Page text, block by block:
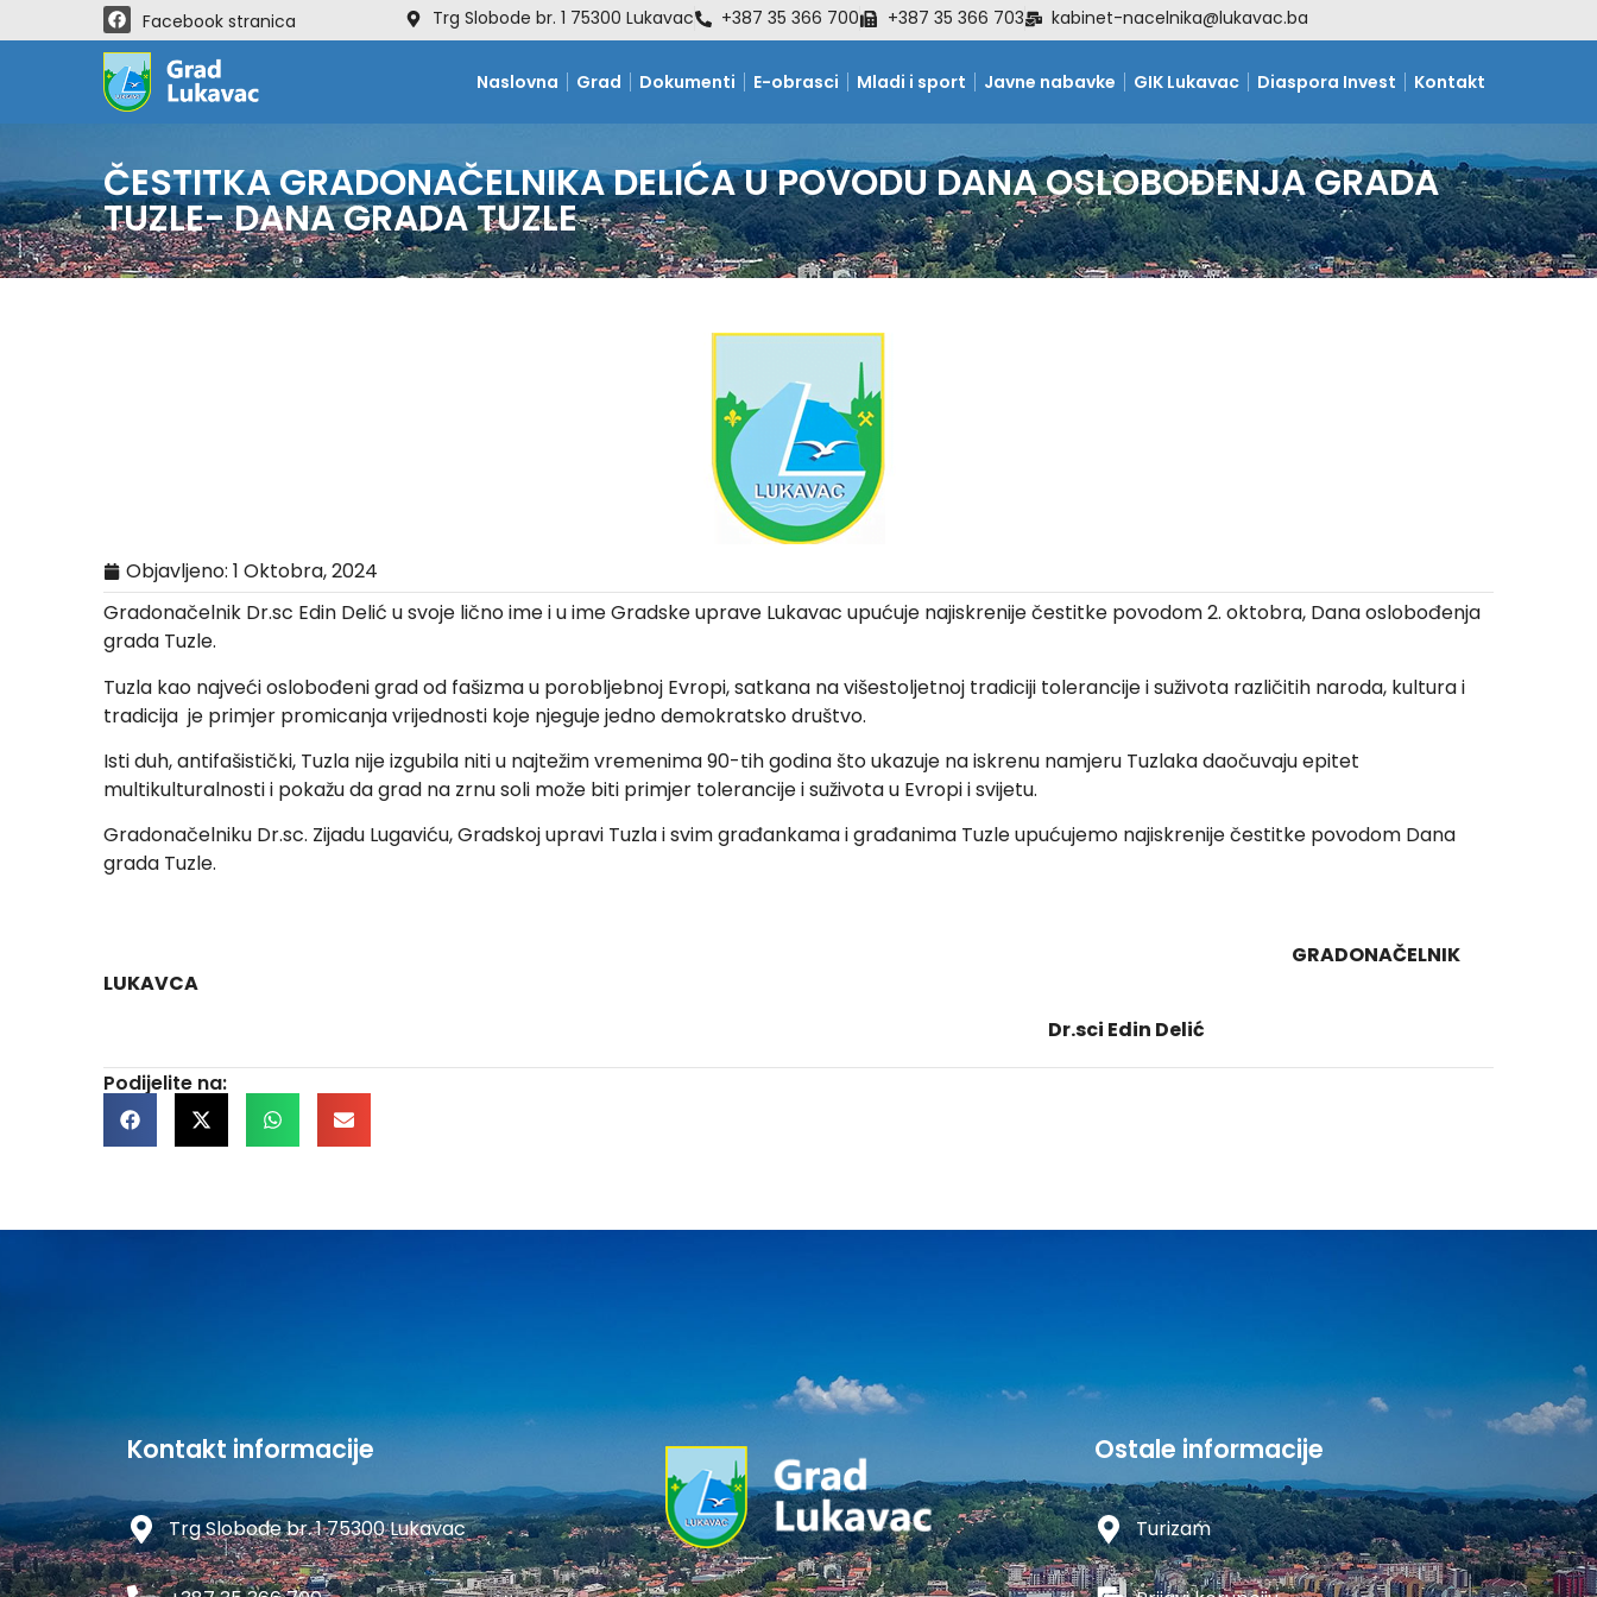
Trg Slobode br. 1 75300 Lukavac +387 35 366 700 +387 35 366 703 kabinet-nacelnika@lukavac.ba
Facebook stranica
Naslovna Grad Dokumenti E-obrasci Mladi i sport Javne nabavke GIK Lukavac Diaspora Invest Kontakt
ČESTITKA GRADONAČELNIKA DELIĆA U POVODU DANA OSLOBOĐENJA GRADA
TUZLE- DANA GRADA TUZLE
Objavljeno: 1 Oktobra, 2024
Gradonačelnik Dr.sc Edin Delić u svoje lično ime i u ime Gradske uprave Lukavac upućuje najiskrenije čestitke povodom 2. oktobra, Dana oslobođenja
grada Tuzle.
Tuzla kao najveći oslobođeni grad od fašizma u porobljebnoj Evropi, satkana na višestoljetnoj tradiciji tolerancije i suživota različitih naroda, kultura i
tradicija je primjer promicanja vrijednosti koje njeguje jedno demokratsko društvo.
Isti duh, antifašistički, Tuzla nije izgubila niti u najtežim vremenima 90-tih godina što ukazuje na iskrenu namjeru Tuzlaka daočuvaju epitet
multikulturalnosti i pokažu da grad na zrnu soli može biti primjer tolerancije i suživota u Evropi i svijetu.
Gradonačelniku Dr.sc. Zijadu Lugaviću, Gradskoj upravi Tuzla i svim građankama i građanima Tuzle upućujemo najiskrenije čestitke povodom Dana
grada Tuzle.
GRADONAČELNIK
LUKAVCA
Dr.sci Edin Delić
Podijelite na:
Kontakt informacije
Trg Slobode br. 1 75300 Lukavac
Ostale informacije
Turizam